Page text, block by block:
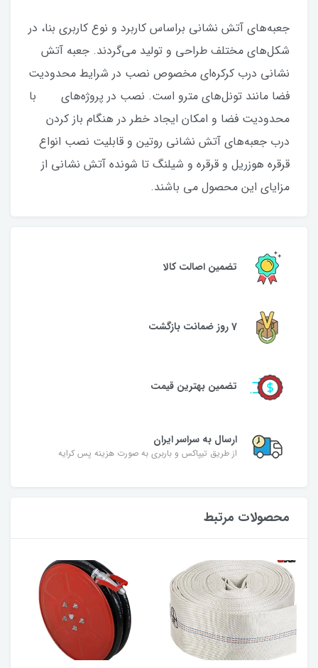
جعبه‌های آتش نشانی براساس کاربرد و نوع کاربری بنا، در
شکل‌های مختلف طراحی و تولید می‌گردند. جعبه آتش
نشانی درب کرکره‌ای مخصوص نصب در شرایط محدودیت
فضا مانند تونل‌های مترو است. نصب در پروژه‌های با
محدودیت فضا و امکان ایجاد خطر در هنگام باز کردن
درب جعبه‌های آتش نشانی روتین و قابلیت نصب انواع
قرقره هوزریل و قرقره و شیلنگ تا شونده آتش نشانی از
مزایای این محصول می باشند.
تضمین اصالت کالا
7 روز ضمانت بازگشت
تضمین بهترین قیمت
ارسال به سراسر ایران
از طریق تیپاکس و باربری به صورت هزینه پس کرایه
محصولات مرتبط